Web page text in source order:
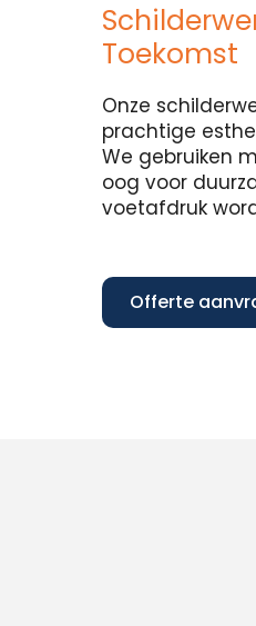
Toekomst
Onze
prachtige
We gebruiken
oog voor
voetafdruk
Offerte